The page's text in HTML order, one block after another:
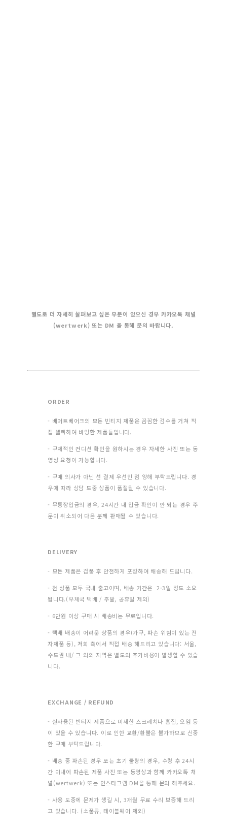
별도로 더 자세히 살펴보고 싶은 부분이 있으신 경우 카카오톡 채널
(wertwerk) 또는 DM 을 통해 문의 바랍니다.
ORDER
- 베어트베어크의 모든 빈티지 제품은 꼼꼼한 검수를 거쳐 직
접 셀렉하여 바잉한 제품들입니다.
- 구체적인 컨디션 확인을 원하시는 경우 자세한 사진 또는 동
영상 요청이 가능합니다.
- 구매 의사가 아닌 선 결제 우선인 점 양해 부탁드립니다. 경
우에 따라 상담 도중 상품이 품절될 수 있습니다.
- 무통장입금의 경우, 24시간 내 입금 확인이 안 되는 경우 주
문이 취소되어 다음 분께 판매될 수 있습니다.
DELIVERY
- 모든 제품은 검품 후 안전하게 포장하여 배송해 드립니다.
- 전 상품 모두 국내 출고이며, 배송 기간은 2-3일 정도 소요
됩니다.(우체국 택배 / 주말, 공휴일 제외)
- 6만원 이상 구매 시 배송비는 무료입니다.
- 택배 배송이 어려운 상품의 경우(가구, 파손 위험이 있는 전
자제품 등), 저희 측에서 직접 배송 해드리고 있습니다: 서울,
수도권 내/ 그 외의 지역은 별도의 추가비용이 발생할 수 있습
니다.
EXCHANGE / REFUND
- 실사용된 빈티지 제품으로 미세한 스크레치나 흠집, 오염 등
이 있을 수 있습니다. 이로 인한 교환/환불은 불가하므로 신중
한 구매 부탁드립니다.
- 배송 중 파손된 경우 또는 초기 불량의 경우, 수령 후 24시
간 이내에 파손된 제품 사진 또는 동영상과 함께 카카오톡 채
널(wertwerk) 또는 인스타그램 DM을 통해 문의 해주세요.
- 사용 도중에 문제가 생길 시, 3개월 무료 수리 보증해 드리
고 있습니다. (소품류, 테이블웨어 제외)